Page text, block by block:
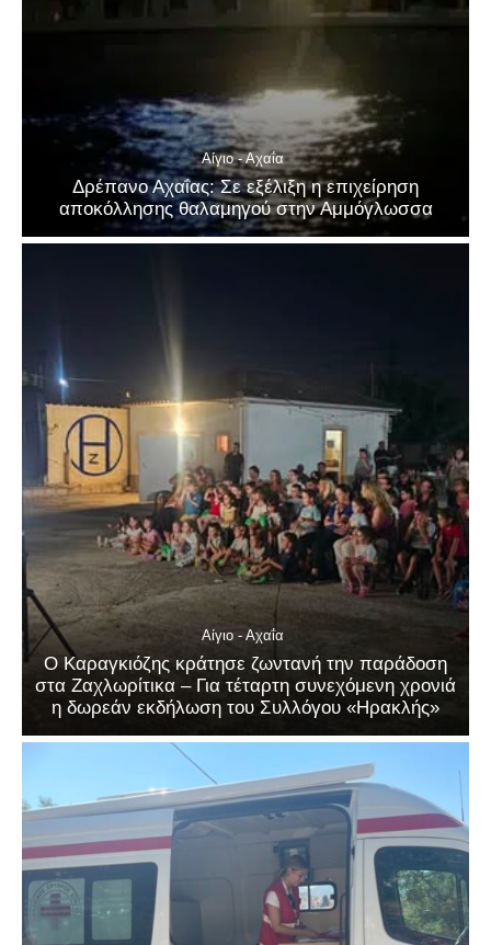
Αίγιο - Αχαΐα
Δρέπανο Αχαΐας: Σε εξέλιξη η επιχείρηση
αποκόλλησης θαλαμηγού στην Αμμόγλωσσα
Αίγιο - Αχαΐα
Ο Καραγκιόζης κράτησε ζωντανή την παράδοση
στα Ζαχλωρίτικα – Για τέταρτη συνεχόμενη χρονιά
η δωρεάν εκδήλωση του Συλλόγου «Ηρακλής»